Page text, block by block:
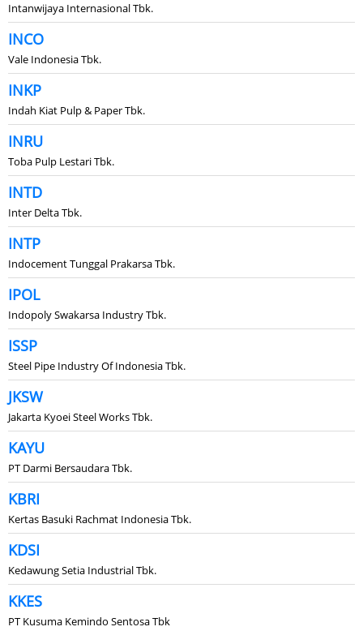
Intanwijaya Internasional Tbk.
INCO
Vale Indonesia Tbk.
INKP
Indah Kiat Pulp & Paper Tbk.
INRU
Toba Pulp Lestari Tbk.
INTD
Inter Delta Tbk.
INTP
Indocement Tunggal Prakarsa Tbk.
IPOL
Indopoly Swakarsa Industry Tbk.
ISSP
Steel Pipe Industry Of Indonesia Tbk.
JKSW
Jakarta Kyoei Steel Works Tbk.
KAYU
PT Darmi Bersaudara Tbk.
KBRI
Kertas Basuki Rachmat Indonesia Tbk.
KDSI
Kedawung Setia Industrial Tbk.
KKES
PT Kusuma Kemindo Sentosa Tbk